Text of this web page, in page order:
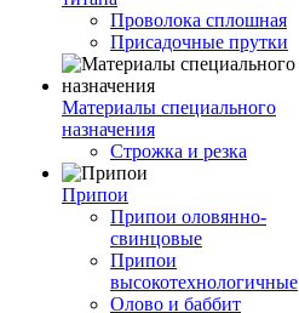
Проволока сплошная
Присадочные прутки
Материалы специального
назначения
Строжка и резка
Припои
Припои оловянно-
свинцовые
Припои
высокотехнологичные
Олово и баббит